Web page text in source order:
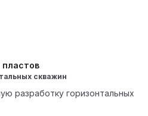
скважин
разработку горизонтальных